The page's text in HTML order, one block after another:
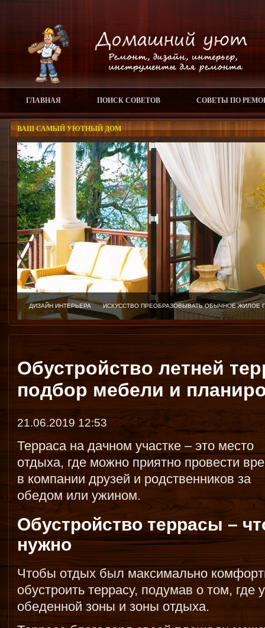
ГЛАВНАЯ ПОИСК СОВЕТОВ СОВЕТЫ ПО
ВАШ САМЫЙ УЮТНЫЙ ДОМ
ДИЗАЙН ИНТЕРЬЕРА ИСКУССТВО ПРЕОБРАЗОВЫВАТЬ ОБЫЧНОЕ
Обустройство летней
подбор мебели и
21.06.2019 12:53
Терраса на дачном участке – это место
отдыха, где можно приятно провести
в компании друзей и родственников за
обедом или ужином.
Обустройство террасы –
нужно
Чтобы отдых был максимально
обустроить террасу, подумав о том, где
обеденной зоны и зоны отдыха.